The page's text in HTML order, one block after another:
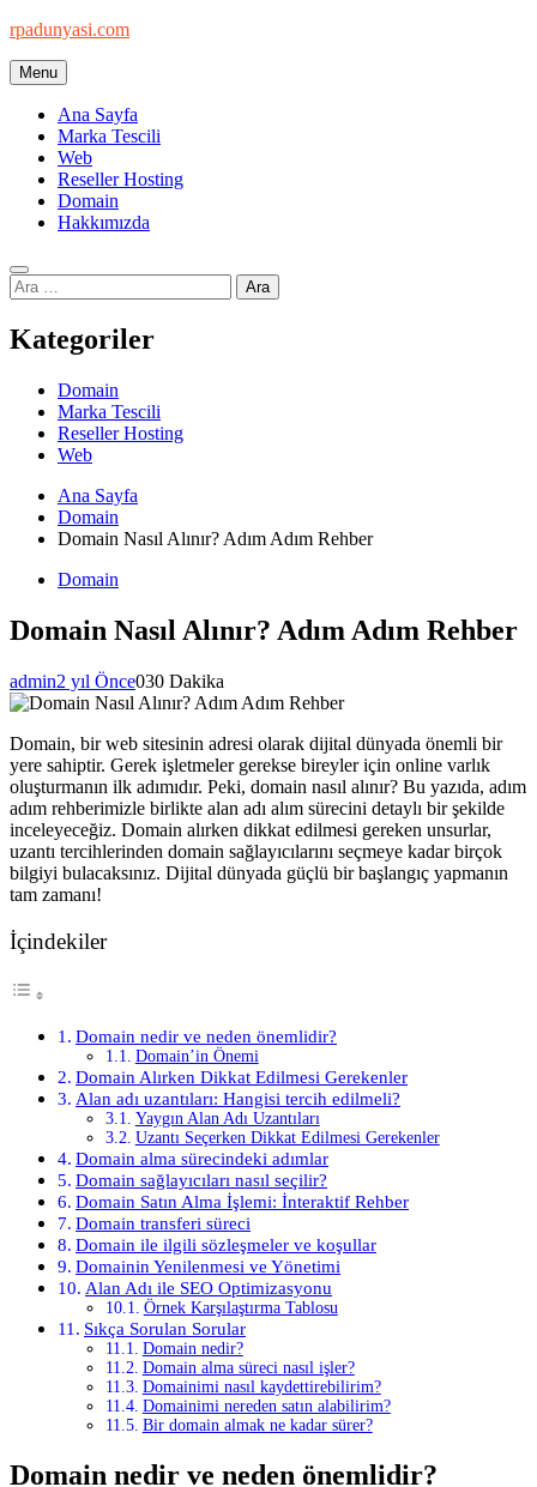
Skip
content
rpadunyasi.com
"Webin Kalbinde: Marka Tescili ve Hosting Çözümleri!
Menu
Ana Sayfa
Marka Tescili
Web
Reseller Hosting
Domain
Hakkımızda
Arama:
Kategoriler
Domain
Marka Tescili
Reseller Hosting
Web
Ana Sayfa
Domain
Domain Nasıl Alınır? Adım Adım Rehber
Domain
Domain Nasıl Alınır? Adım Adım Rehber
admin2 yıl Önce030 Dakika
Domain, bir web sitesinin adresi olarak dijital dünyada önemli bir
yere sahiptir. Gerek işletmeler gerekse bireyler için online varlık
oluşturmanın ilk adımıdır. Peki, domain nasıl alınır? Bu yazıda, adım
adım rehberimizle birlikte alan adı alım sürecini detaylı bir şekilde
inceleyeceğiz. Domain alırken dikkat edilmesi gereken unsurlar,
uzantı tercihlerinden domain sağlayıcılarını seçmeye kadar birçok
bilgiyi bulacaksınız. Dijital dünyada güçlü bir başlangıç yapmanın
tam zamanı!
İçindekiler
Domain nedir ve neden önemlidir?
Domain’in Önemi
Domain Alırken Dikkat Edilmesi Gerekenler
Alan adı uzantıları: Hangisi tercih edilmeli?
Yaygın Alan Adı Uzantıları
Uzantı Seçerken Dikkat Edilmesi Gerekenler
Domain alma sürecindeki adımlar
Domain sağlayıcıları nasıl seçilir?
Domain Satın Alma İşlemi: İnteraktif Rehber
Domain transferi süreci
Domain ile ilgili sözleşmeler ve koşullar
Domainin Yenilenmesi ve Yönetimi
Alan Adı ile SEO Optimizasyonu
Örnek Karşılaştırma Tablosu
Sıkça Sorulan Sorular
Domain nedir?
Domain alma süreci nasıl işler?
Domainimi nasıl kaydettirebilirim?
Domainimi nereden satın alabilirim?
Bir domain almak ne kadar sürer?
Domain nedir ve neden önemlidir?